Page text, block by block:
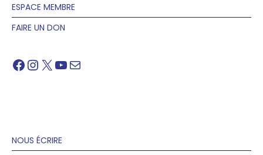
ESPACE MEMBRE
FAIRE UN DON
Facebook
Instagram
X YouTube
NOUS ÉCRIRE